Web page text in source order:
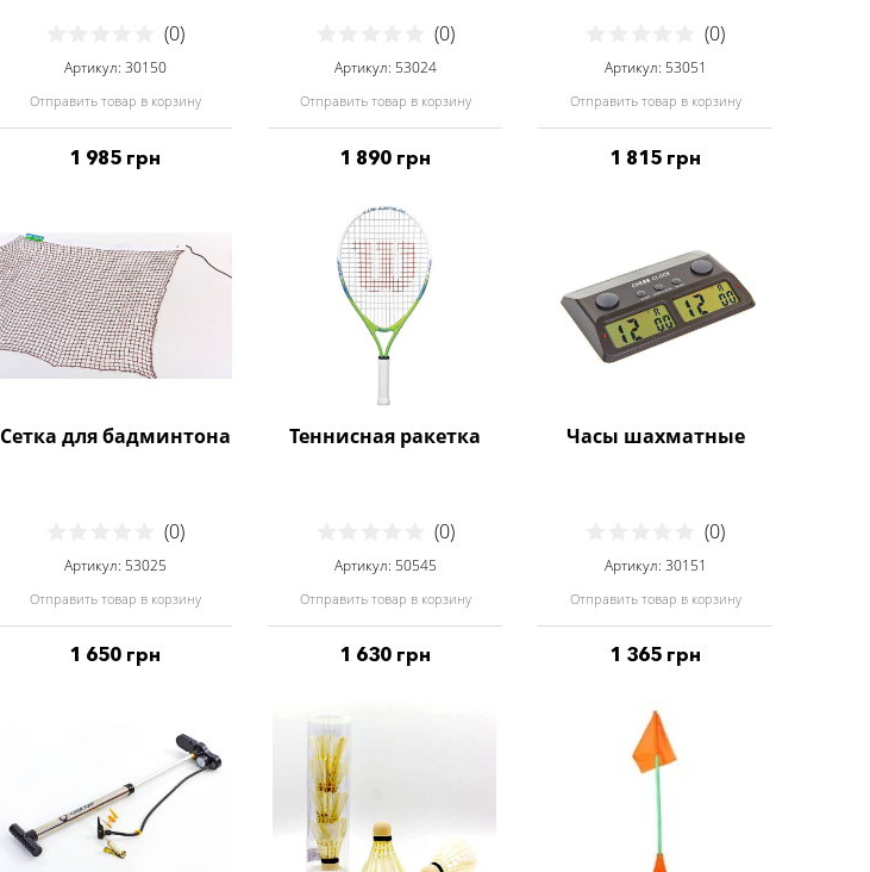
(0)
Артикул: 30150
Отправить товар в корзину
1 985 грн
(0)
Артикул: 53024
Отправить товар в корзину
1 890 грн
(0)
Артикул: 53051
Отправить товар в корзину
1 815 грн
Сетка для бадминтона
(0)
Артикул: 53025
Отправить товар в корзину
1 650 грн
Теннисная ракетка
(0)
Артикул: 50545
Отправить товар в корзину
1 630 грн
Часы шахматные
(0)
Артикул: 30151
Отправить товар в корзину
1 365 грн